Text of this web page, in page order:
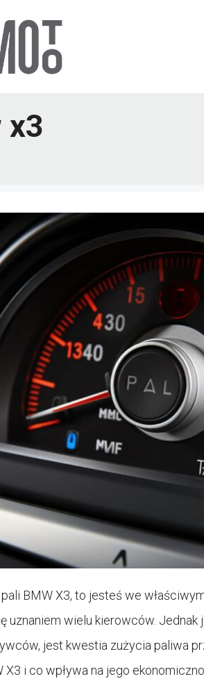
x3
BMW X3, to jesteś we
uznaniem wielu kierowców.
jest kwestia zużycia paliwa
X3 i co wpływa na jego